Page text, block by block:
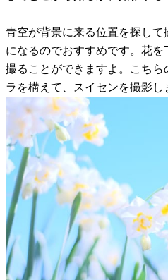
青空が背景に来る位置を探し
になるのでおすすめです。花
撮ることができますよ。こち
ラを構えて、スイセンを撮影し